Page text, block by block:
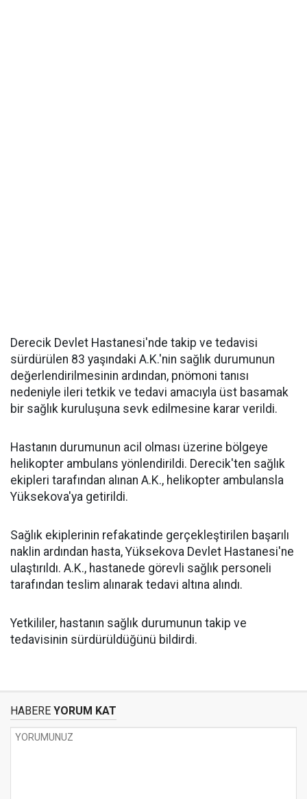
Derecik Devlet Hastanesi'nde takip ve tedavisi
sürdürülen 83 yaşındaki A.K.'nin sağlık durumunun
değerlendirilmesinin ardından, pnömoni tanısı
nedeniyle ileri tetkik ve tedavi amacıyla üst basamak
bir sağlık kuruluşuna sevk edilmesine karar verildi.
Hastanın durumunun acil olması üzerine bölgeye
helikopter ambulans yönlendirildi. Derecik'ten sağlık
ekipleri tarafından alınan A.K., helikopter ambulansla
Yüksekova'ya getirildi.
Sağlık ekiplerinin refakatinde gerçekleştirilen başarılı
naklin ardından hasta, Yüksekova Devlet Hastanesi'ne
ulaştırıldı. A.K., hastanede görevli sağlık personeli
tarafından teslim alınarak tedavi altına alındı.
Yetkililer, hastanın sağlık durumunun takip ve
tedavisinin sürdürüldüğünü bildirdi.
HABERE YORUM KAT